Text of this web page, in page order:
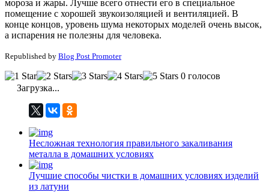
мороза и жары. Лучше всего отнести его в специальное
помещение с хорошей звукоизоляцией и вентиляцией. В
конце концов, уровень шума некоторых моделей очень высок,
а испарения не полезны для человека.
Republished by Blog Post Promoter
0 голосов
Загрузка...
Несложная технология правильного закаливания
металла в домашних условиях
Лучшие способы чистки в домашних условиях изделий
из латуни